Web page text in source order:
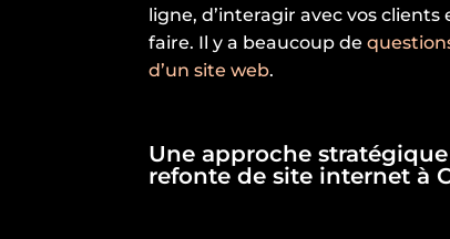
ligne, d’interagir avec vos
faire. Il y a beaucoup de
d’un site web.
Une approche
refonte de site internet à